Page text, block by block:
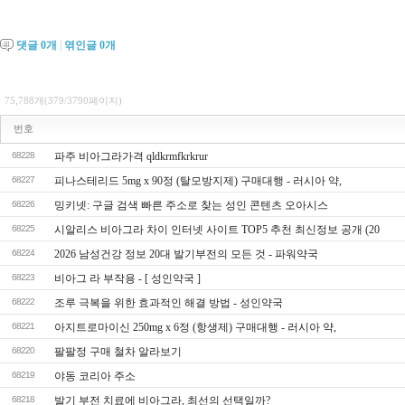
댓글 0개 엮인글 0개
75,788개(379/3790페이지)
번호
68228 파주 비아그라가격 qldkrmfkrkrur
68227 피나스테리드 5mg x 90정 (탈모방지제) 구매대행 - 러시아 약,
68226 밍키넷: 구글 검색 빠른 주소로 찾는 성인 콘텐츠 오아시스
68225 시알리스 비아그라 차이 인터넷 사이트 TOP5 추천 최신정보 공개 (20
68224 2026 남성건강 정보 20대 발기부전의 모든 것 - 파워약국
68223 비아그 라 부작용 - [ 성인약국 ]
68222 조루 극복을 위한 효과적인 해결 방법 - 성인약국
68221 아지트로마이신 250mg x 6정 (항생제) 구매대행 - 러시아 약,
68220 팔팔정 구매 철차 알라보기
68219 야동 코리아 주소
68218 발기 부전 치료에 비아그라, 최선의 선택일까?